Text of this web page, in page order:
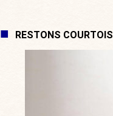
RESTONS COURTOIS